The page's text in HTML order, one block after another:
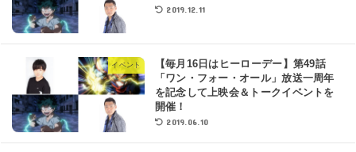
2019.12.11
イベント
【毎月16日はヒーローデー】第49話
「ワン・フォー・オール」放送一周年
を記念して上映会＆トークイベントを
開催！
2019.06.10